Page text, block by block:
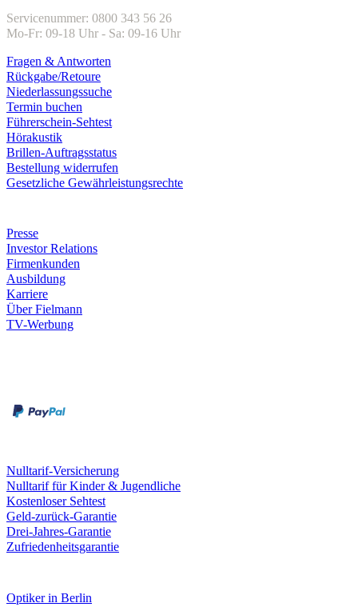
Servicenummer: 0800 343 56 26
Mo-Fr: 09-18 Uhr - Sa: 09-16 Uhr
Fragen & Antworten
Rückgabe/Retoure
Niederlassungssuche
Termin buchen
Führerschein-Sehtest
Hörakustik
Brillen-Auftragsstatus
Bestellung widerrufen
Gesetzliche Gewährleistungsrechte
Presse
Investor Relations
Firmenkunden
Ausbildung
Karriere
Über Fielmann
TV-Werbung
Nulltarif-Versicherung
Nulltarif für Kinder & Jugendliche
Kostenloser Sehtest
Geld-zurück-Garantie
Drei-Jahres-Garantie
Zufriedenheitsgarantie
Optiker in Berlin